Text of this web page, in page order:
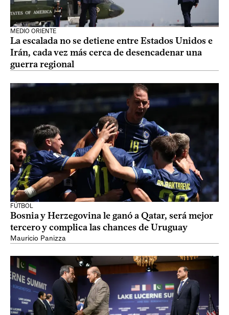
MEDIO ORIENTE
La escalada no se detiene entre Estados Unidos e
Irán, cada vez más cerca de desencadenar una
guerra regional
FÚTBOL
Bosnia y Herzegovina le ganó a Qatar, será mejor
tercero y complica las chances de Uruguay
Mauricio Panizza